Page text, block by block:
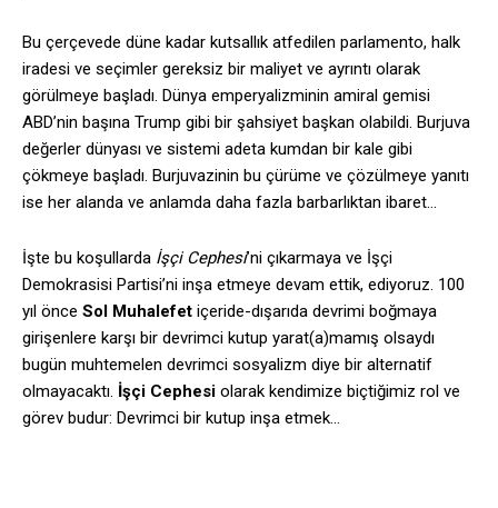
Bu çerçevede düne kadar kutsallık atfedilen parlamento, halk
iradesi ve seçimler gereksiz bir maliyet ve ayrıntı olarak
görülmeye başladı. Dünya emperyalizminin amiral gemisi
ABD’nin başına Trump gibi bir şahsiyet başkan olabildi. Burjuva
değerler dünyası ve sistemi adeta kumdan bir kale gibi
çökmeye başladı. Burjuvazinin bu çürüme ve çözülmeye yanıtı
ise her alanda ve anlamda daha fazla barbarlıktan ibaret…
İşte bu koşullarda İşçi Cephesi’ni çıkarmaya ve İşçi
Demokrasisi Partisi’ni inşa etmeye devam ettik, ediyoruz. 100
yıl önce Sol Muhalefet içeride-dışarıda devrimi boğmaya
girişenlere karşı bir devrimci kutup yarat(a)mamış olsaydı
bugün muhtemelen devrimci sosyalizm diye bir alternatif
olmayacaktı. İşçi Cephesi olarak kendimize biçtiğimiz rol ve
görev budur: Devrimci bir kutup inşa etmek…